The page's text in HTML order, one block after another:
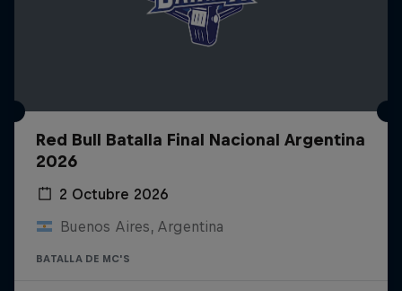
Red Bull Batalla Final Nacional Argentina
2026
2 Octubre 2026
Buenos Aires, Argentina
BATALLA DE MC'S